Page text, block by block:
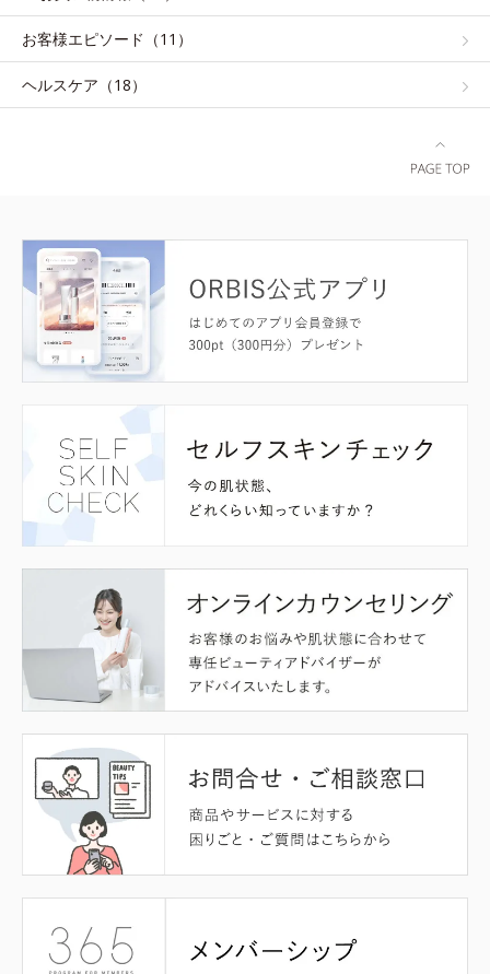
お客様エピソード（11）
ヘルスケア（18）